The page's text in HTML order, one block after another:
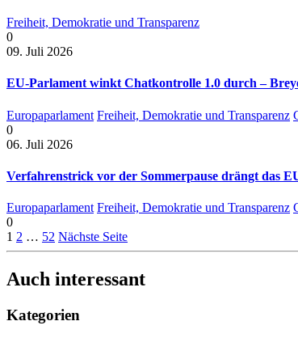
Freiheit, Demokratie und Transparenz
0
09. Juli 2026
EU-Parlament winkt Chatkontrolle 1.0 durch –
Europaparlament Freiheit, Demokratie und Transparenz
0
06. Juli 2026
Verfahrenstrick vor der Sommerpause drängt das
Europaparlament Freiheit, Demokratie und Transparenz
0
1 2 … 52 Nächste Seite
Auch interessant
Kategorien